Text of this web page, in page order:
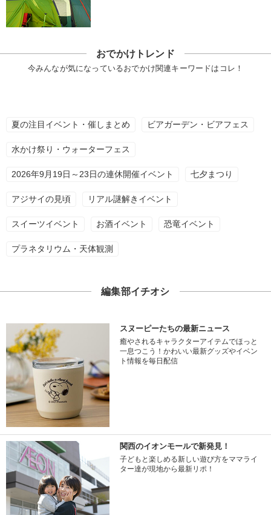
おでかけトレンド
今みんなが気になっているおでかけ関連キーワードはコレ！
夏の注目イベント・催しまとめ ビアガーデン・ビアフェス
水かけ祭り・ウォーターフェス
2026年9月19日～23日の連休開催イベント 七夕まつり
アジサイの見頃 リアル謎解きイベント
スイーツイベント お酒イベント 恐竜イベント
プラネタリウム・天体観測
編集部イチオシ
スヌーピーたちの最新ニュース
癒やされるキャラクターアイテムでほっと
一息つこう！かわいい最新グッズやイベン
ト情報を毎日配信
関西のイオンモールで新発見！
子どもと楽しめる新しい遊び方をママライ
ター達が現地から最新リポ！